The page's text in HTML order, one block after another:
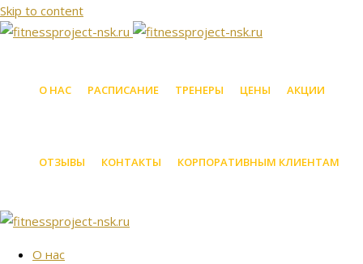
Skip to content
О НАС РАСПИСАНИЕ ТРЕНЕРЫ ЦЕНЫ АКЦИИ
ОТЗЫВЫ КОНТАКТЫ КОРПОРАТИВНЫМ КЛИЕНТАМ
О нас